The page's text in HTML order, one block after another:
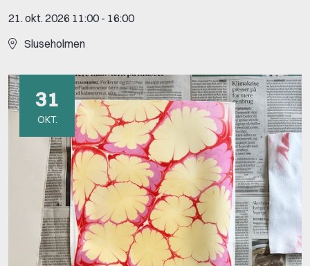
21. okt. 2026 11:00 - 16:00
Sluseholmen
31
OKT.